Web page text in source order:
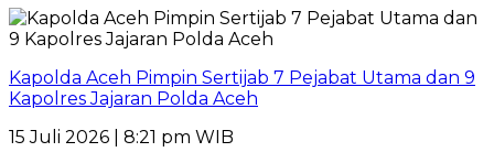
Kapolda Aceh Pimpin Sertijab 7 Pejabat Utama dan 9
Kapolres Jajaran Polda Aceh
15 Juli 2026 | 8:21 pm WIB